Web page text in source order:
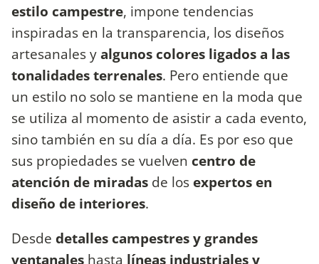
estilo campestre, impone tendencias
inspiradas en la transparencia, los diseños
artesanales yalgunos colores ligados a las
tonalidades terrenales. Pero entiende que
un estilo no solo se mantiene en la moda que
se utiliza al momento de asistir a cada evento,
sino también en su día a día. Es por eso que
sus propiedades se vuelven centro de
atención de miradas de los expertos en
diseño de interiores.
Desde detalles campestres y grandes
ventanales hasta líneas industriales y